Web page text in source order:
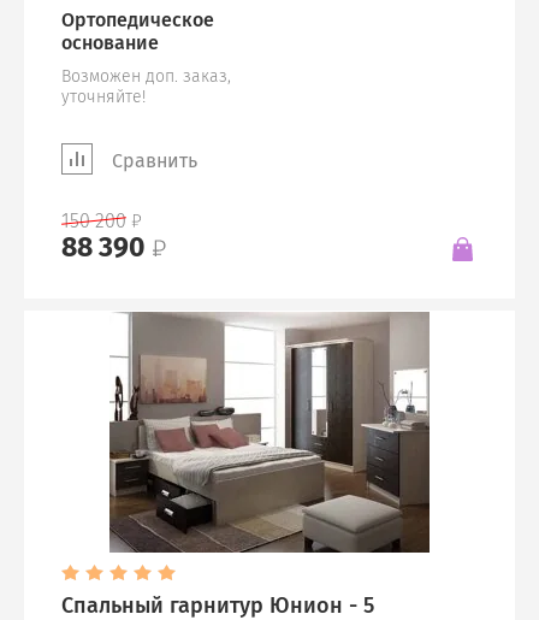
Ортопедическое
основание
Возможен доп. заказ,
уточняйте!
Сравнить
150 200
88 390
Спальный гарнитур Юнион - 5